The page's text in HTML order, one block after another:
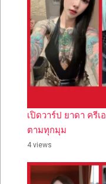
เปิดวาร์ป ยาดา ครี
ตามทุกมุม
4 views